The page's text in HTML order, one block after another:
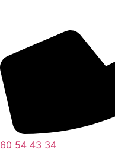
60 54 43 34